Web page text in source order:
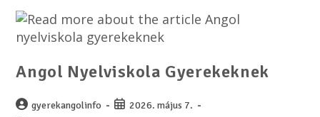
Angol Nyelviskola Gyerekeknek
gyerekangolinfo
2026. május 7.